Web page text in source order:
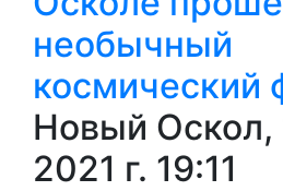
необычный
космический
Новый Оскол,
2021 г. 19:11